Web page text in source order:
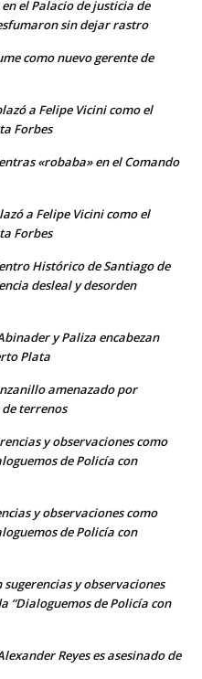
el Palacio de justicia de
sin dejar rastro
como nuevo gerente de
a Felipe Vicini como el
Forbes
«robaba» en el Comando
a Felipe Vicini como el
Forbes
Histórico de Santiago de
desleal y desorden
y Paliza encabezan
Plata
amenazado por
terrenos
y observaciones como
de Policía con
y observaciones como
de Policía con
y observaciones
“Dialoguemos de Policía con
Reyes es asesinado de